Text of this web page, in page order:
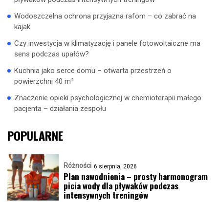
Wodoszczelna ochrona przyjazna rafom – co zabrać na
kajak
Czy inwestycja w klimatyzację i panele fotowoltaiczne ma
sens podczas upałów?
Kuchnia jako serce domu – otwarta przestrzeń o
powierzchni 40 m²
Znaczenie opieki psychologicznej w chemioterapii małego
pacjenta – działania zespołu
POPULARNE
Różności 6 sierpnia, 2026
Plan nawodnienia – prosty harmonogram
picia wody dla pływaków podczas
intensywnych treningów